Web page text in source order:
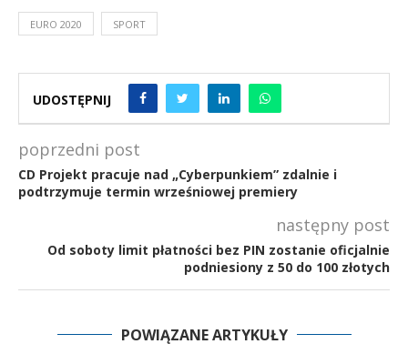
EURO 2020 SPORT
UDOSTĘPNIJ
poprzedni post
CD Projekt pracuje nad „Cyberpunkiem” zdalnie i
podtrzymuje termin wrześniowej premiery
następny post
Od soboty limit płatności bez PIN zostanie oficjalnie
podniesiony z 50 do 100 złotych
POWIĄZANE ARTYKUŁY